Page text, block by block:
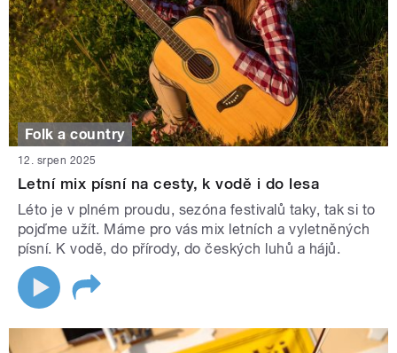
Folk a country
12. srpen 2025
Letní mix písní na cesty, k vodě i do lesa
Léto je v plném proudu, sezóna festivalů taky, tak si to
pojďme užít. Máme pro vás mix letních a vyletněných
písní. K vodě, do přírody, do českých luhů a hájů.